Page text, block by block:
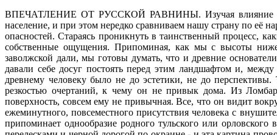
ВПЕЧАТЛЕНИЕ ОТ РУССКОЙ РАВНИНЫ. Изучая
население, и при этом нередко сравниваем нашу страну по её
опасностей. Стараясь проникнуть в таинственный процесс,
собственные ощущения. Припоминая, как мы с высоты
заволжской дали, мы готовы думать, что и древние
давали себе досуг постоять перед этим ландшафтом и,
древнему человеку было не до эстетики, не до
резкостью очертаний, к чему он не привык дома. Из
поверхность, совсем ему не привычная. Все, что он видит
ежеминутного, повсеместного присутствия человека с
припоминает однообразие родного тульского или